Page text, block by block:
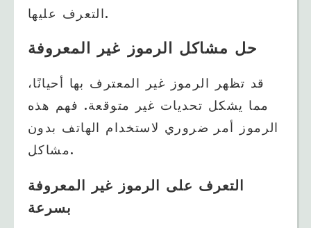
التعرف عليها.
حل مشاكل الرموز غير المعروفة
قد تظهر الرموز غير المعترف بها أحيانًا،
مما يشكل تحديات غير متوقعة. فهم هذه
الرموز أمر ضروري لاستخدام الهاتف بدون
مشاكل.
التعرف على الرموز غير المعروفة
بسرعة